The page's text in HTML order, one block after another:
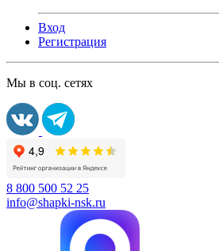
Вход
Регистрация
Мы в соц. сетях
8 800 500 52 25
info@shapki-nsk.ru